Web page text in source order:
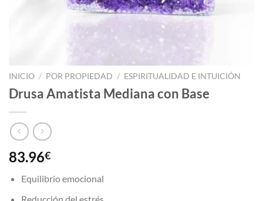
INICIO / POR PROPIEDAD / ESPIRITUALIDAD E INTUICIÓN
Drusa Amatista Mediana con Base
83.96€
Equilibrio emocional